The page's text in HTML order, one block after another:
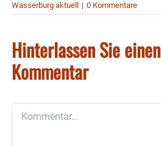
Wasserburg aktuell
| 0 Kommentare
Hinterlassen Sie einen
Kommentar